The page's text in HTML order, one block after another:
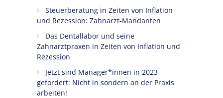
Steuerberatung in Zeiten von Inflation
und Rezession: Zahnarzt-Mandanten
Das Dentallabor und seine
Zahnarztpraxen in Zeiten von Inflation und
Rezession
Jetzt sind Manager*innen in 2023
gefordert: Nicht in sondern an der Praxis
arbeiten!